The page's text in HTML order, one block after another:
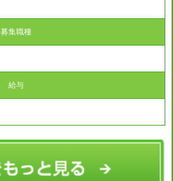
募集職種
給与